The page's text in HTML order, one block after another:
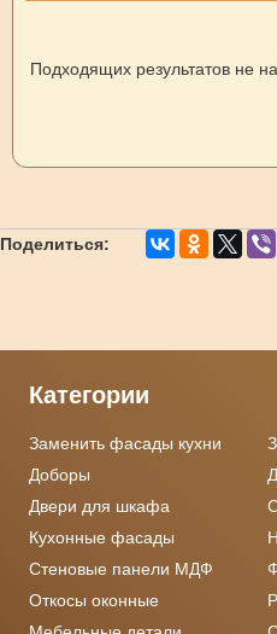
Подходящих результатов не
Поделиться:
Категории
Заменить фасады кухни
Доборы
Двери для шкафа
Кухонные фасады
Стеновые панели МДФ
Откосы оконные